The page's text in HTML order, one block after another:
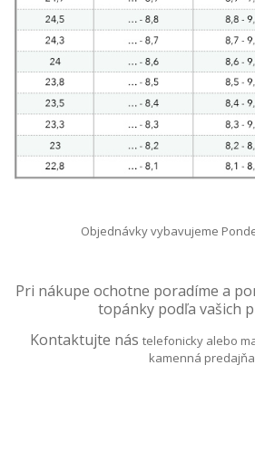
Objednávky vybavujeme
Pri nákupe ochotne poradíme a
topánky podľa vašich
Kontaktujte nás telefonicky alebo
kamenná